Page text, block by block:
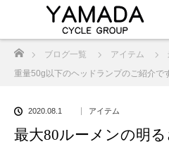
ブログ一覧 アイテム
重量50g以下のヘッドランプのご紹介で
2020.08.1 アイテム
最大80ルーメンの明